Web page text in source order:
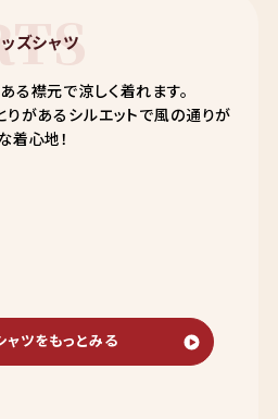
ズシャツ
る襟元で涼しく着れます。
りがあるシルエットで風の通りが
着心地！
ャツをもっとみる